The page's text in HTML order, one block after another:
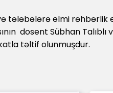
tələbələrə elmi rəhbərlik
dosent Sübhan
təltif olunmuşdur.